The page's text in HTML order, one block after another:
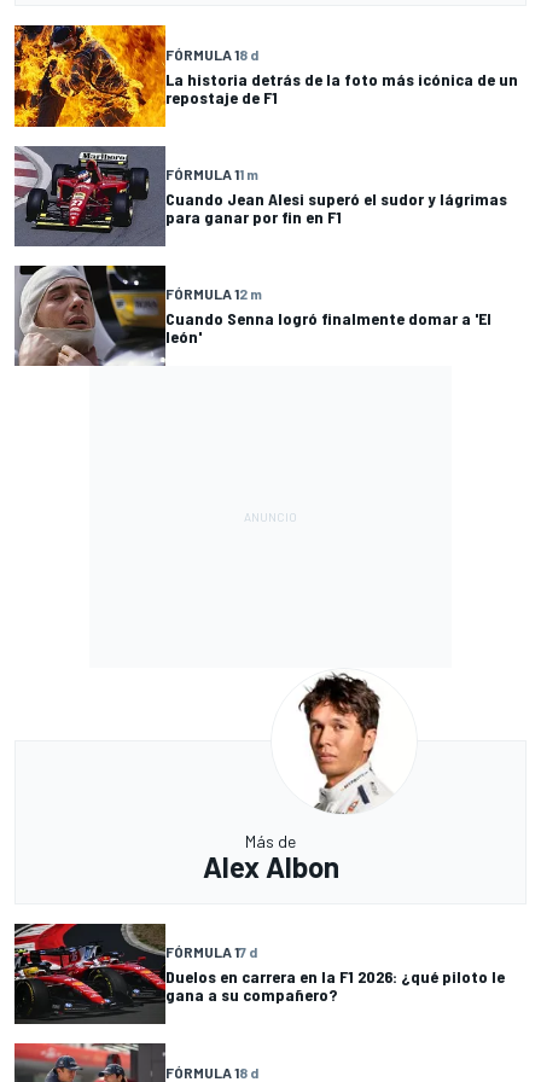
FÓRMULA 18 d
La historia detrás de la foto más icónica de un
repostaje de F1
FÓRMULA 11 m
Cuando Jean Alesi superó el sudor y lágrimas
para ganar por fin en F1
FÓRMULA 12 m
Cuando Senna logró finalmente domar a 'El
león'
Más de
Alex Albon
FÓRMULA 17 d
Duelos en carrera en la F1 2026: ¿qué piloto le
gana a su compañero?
FÓRMULA 18 d